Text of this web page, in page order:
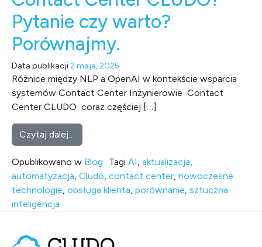
Pytanie czy warto?
Porównajmy.
Data publikacji2 maja, 2025
Różnice między NLP a OpenAI w kontekście wsparcia
systemów Contact Center Inżynierowie Contact
Center CLUDO coraz częściej […]
Czytaj dalej…
Opublikowano w Blog Tagi AI, aktualizacja,
automatyzacja, Cludo, contact center, nowoczesne
technologie, obsługa klienta, porównanie, sztuczna
inteligencja